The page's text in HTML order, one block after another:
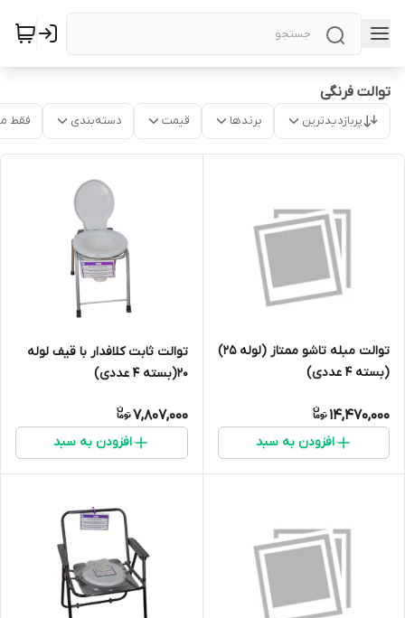
توالت فرنگی
پربازدیدترین برندها قیمت دسته‌بندی فقط
توالت مبله تاشو ممتاز (لوله 25)
(بسته 4 عددی)
14,470,000
افزودن به سبد
توالت ثابت کلافدار با قیف لوله
20(بسته 4 عددی)
7,807,000
افزودن به سبد